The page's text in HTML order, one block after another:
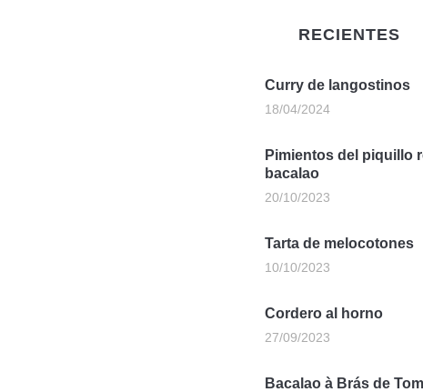
RECIENTES
Curry de langostinos
18/04/2024
Pimientos del piquillo
bacalao
20/10/2023
Tarta de melocotones
10/10/2023
Cordero al horno
27/09/2023
Bacalao à Brás de